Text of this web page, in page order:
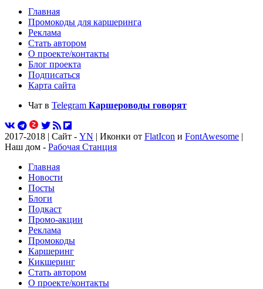
Главная
Промокоды для каршеринга
Реклама
Стать автором
О проекте/контакты
Блог проекта
Подписаться
Карта сайта
Чат в Telegram Каршероводы говорят
2017-2018 | Сайт - YN | Иконки от FlatIcon и FontAwesome |
Наш дом - Рабочая Станция
Главная
Новости
Посты
Блоги
Подкаст
Промо-акции
Реклама
Промокоды
Каршеринг
Кикшеринг
Стать автором
О проекте/контакты